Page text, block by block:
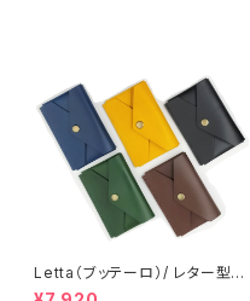
Letta（ブッテーロ）/ レター型カ
ードケース / フラグメントケース